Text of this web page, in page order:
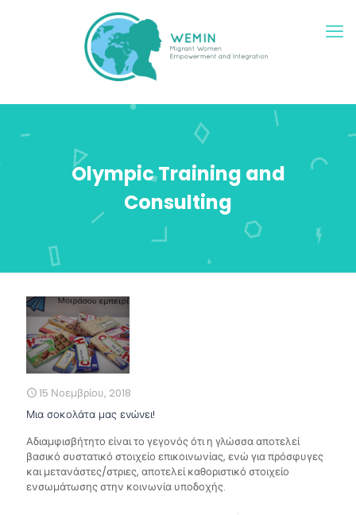
Olympic Training and
Consulting
15 Νοεμβρίου, 2018
Μια σοκολάτα μας ενώνει!
Αδιαμφισβήτητο είναι το γεγονός ότι η γλώσσα αποτελεί
βασικό συστατικό στοιχείο επικοινωνίας, ενώ για πρόσφυγες
και μετανάστες/στριες, αποτελεί καθοριστικό στοιχείο
ενσωμάτωσης στην κοινωνία υποδοχής.